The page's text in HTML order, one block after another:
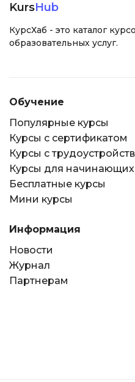
KursHub
КурсХаб - это каталог
образовательных услуг.
Обучение
Популярные курсы
Курсы с сертификатом
Курсы с
Курсы для начинающих
Бесплатные курсы
Мини курсы
Информация
Новости
Журнал
Партнерам